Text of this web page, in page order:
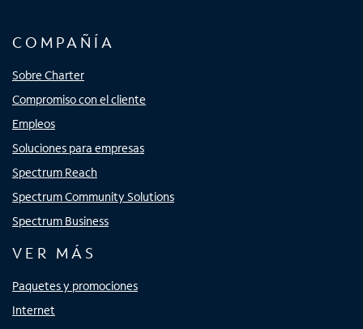
COMPAÑÍA
Sobre Charter
Compromiso con el cliente
Empleos
Soluciones para empresas
Spectrum Reach
Spectrum Community Solutions
Spectrum Business
VER MÁS
Paquetes y promociones
Internet